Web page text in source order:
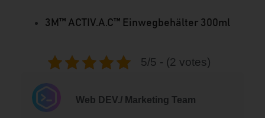
3M™ ACTIV.A.C™ Einwegbehälter 300ml
5/5 - (2 votes)
Web DEV./ Marketing Team